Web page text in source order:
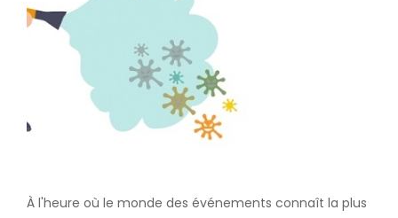
À l'heure où le monde des événements connaît la plus